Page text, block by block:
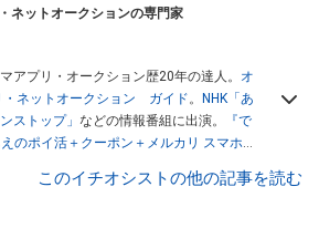
ネットオークションの専門家
アプリ・オークション歴20年の達人。 オ
・ネットオークション ガイド。
NHK「あ
ストップ」 などの情報番組に出演。
『で
のポイ活＋クーポン＋メルカリ スマホで
率的に稼ぐ！』（翔泳社刊） ほか著書多
このイチオシストの他の記事を読む